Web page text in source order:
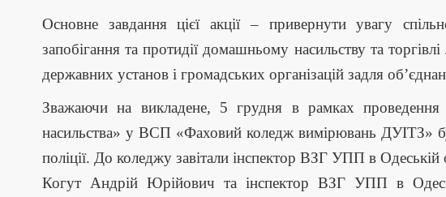
Основне завдання цієї акції – привернути увагу
запобігання та протидії домашньому насильству та
державних установ і громадських організацій задля
Зважаючи на викладене, 5 грудня в рамках проведення
насильства» у ВСП «Фаховий коледж вимірювань ДУІТЗ»
поліції. До коледжу завітали інспектор ВЗГ УПП в
Когут Андрій Юрійович та інспектор ВЗГ УПП в